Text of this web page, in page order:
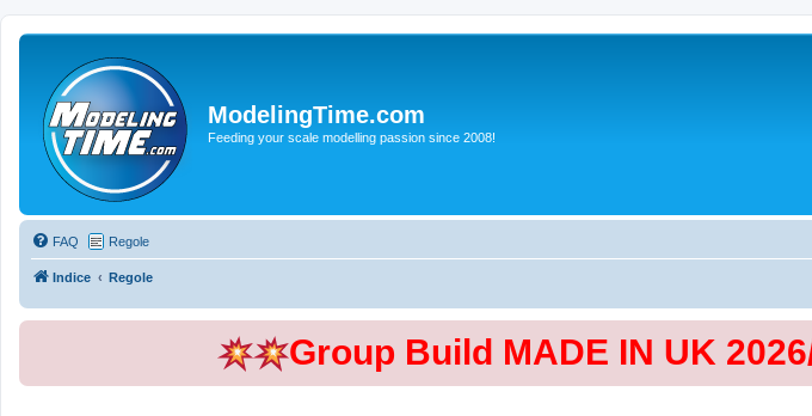
ModelingTime.com
Feeding your scale modelling passion since 2008!
FAQ Regole
Indice Regole
Group Build MADE IN UK